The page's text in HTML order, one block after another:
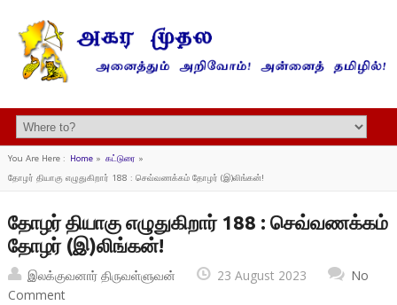
You Are Here : Home» கட்டுரை »
தோழர் தியாகு எழுதுகிறார் 188 : செவ்வணக்கம் தோழர் (இ)லிங்கன்!
தோழர் தியாகு எழுதுகிறார் 188 : செவ்வணக்கம்
தோழர் (இ)லிங்கன்!
இலக்குவனார் திருவள்ளுவன் 23 August 2023
No
Comment